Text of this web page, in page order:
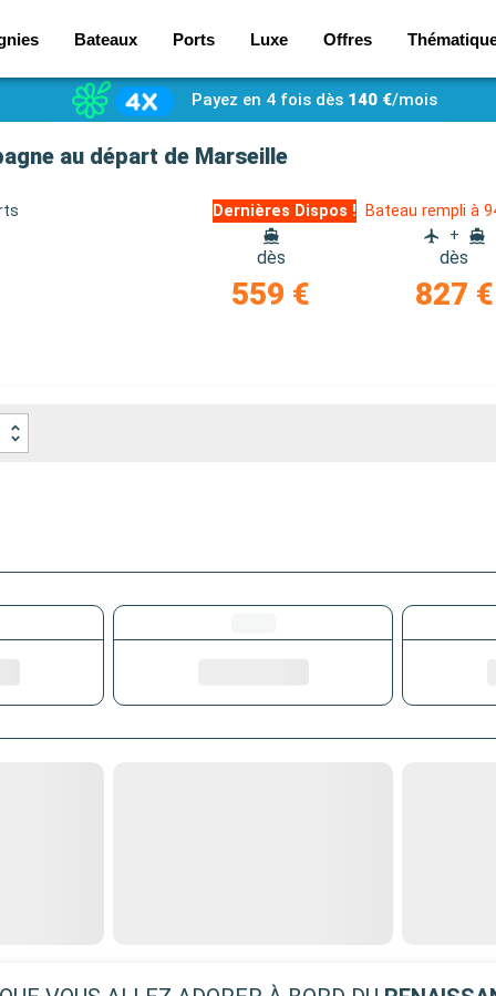
Bateaux Ports Luxe Offres
Payez en 4 fois dès 140 €/mois
au départ de Marseille
Dernières Dispos ! Bateau rempli à
dès
559 €
+
dès
827 €